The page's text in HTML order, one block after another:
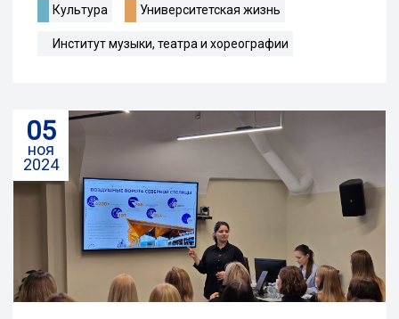
Культура Университетская жизнь
Институт музыки, театра и хореографии
05
ноя
2024